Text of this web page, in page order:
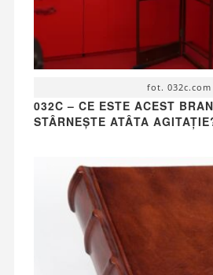
fot. 032c.com
032C – CE ESTE ACEST
STÂRNEȘTE ATÂTA